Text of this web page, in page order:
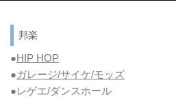
邦楽
●HIP HOP
●ガレージ/サイケ/モッズ
●レゲエ/ダンスホール